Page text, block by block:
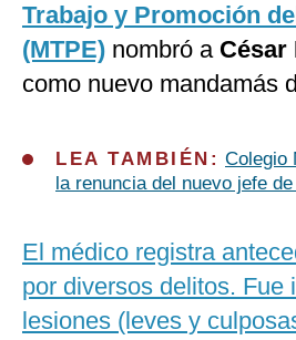
Trabajo y Promoción
(MTPE) nombró a César
como nuevo mandamás
LEA TAMBIÉN: Colegio
la renuncia del nuevo jefe
El médico registra
por diversos delitos. Fue
lesiones (leves y